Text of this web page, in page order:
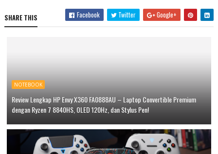
SHARE THIS Facebook Twitter Google+
NOTEBOOK
Review Lengkap HP Envy X360 FA0888AU – Laptop Convertible Premium
dengan Ryzen 7 8840HS, OLED 120Hz, dan Stylus Pen!